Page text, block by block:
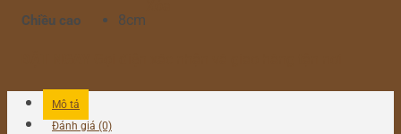
Chiều cao 8cm
Mô tả
Đánh giá (0)